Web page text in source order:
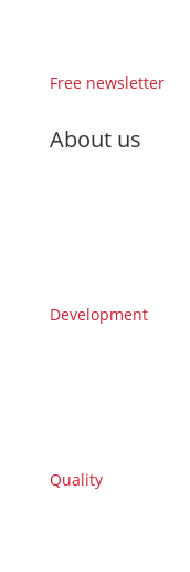
Free newsletter
About us
Development
Quality